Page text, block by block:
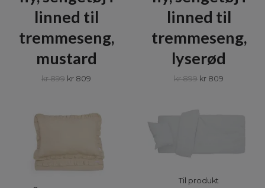
linned til
tremmeseng,
mustard
kr 899 kr 809
linned til
tremmeseng,
lyserød
kr 899 kr 809
Til produkt